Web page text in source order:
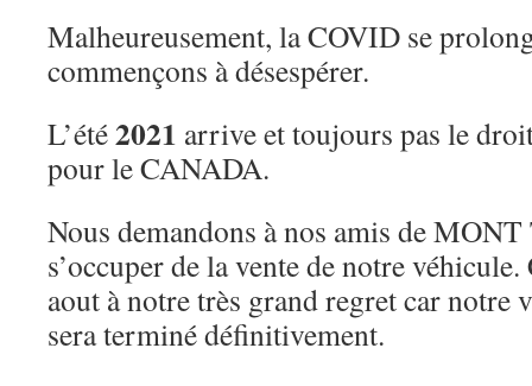
Malheureusement, la COVID se
commençons à désespérer.
L’été2021 arrive et toujours pas le
pour le CANADA.
Nous demandons à nos amis de
s’occuper de la vente de notre
aout à notre très grand regret car notre
sera terminé définitivement.